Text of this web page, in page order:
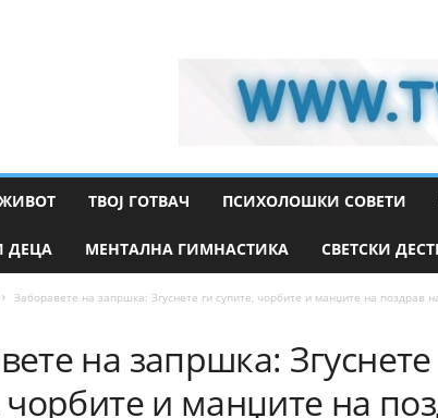
ТВОЈ ГОТВАЧ ПСИХОЛОШКИ СОВЕТИ
ДЕЦА МЕНТАЛНА ГИМНАСТИКА СВЕТСКИ
Заборавете на запршка: Згуснете ги супите, чорбите и манџите на поздрав
на запршка: Згуснете
чорбите и манџите на